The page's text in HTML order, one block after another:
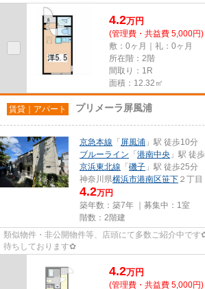
4.2万円
(管理費・共益費 5,000円)
敷：0ヶ月｜礼：0ヶ月
所在階：2階
間取り：1R
面積：12.32㎡
賃貸｜アパート プリメーラ屏風浦
京急本線 「 屏風浦 」駅 徒歩10分
ブルーライン 「 港南中央 」駅 徒
京浜東北線 「 磯子 」駅 徒歩25分
神奈川県横浜市港南区笹下 ２丁目
4.2万円
築年数：築7年 ｜募集中： 1室
階数：2階建
類似物件・非公開物件等、店頭にて多数ご紹介中で
待ちしております✿
4.2万円
(管理費・共益費 5,000円)